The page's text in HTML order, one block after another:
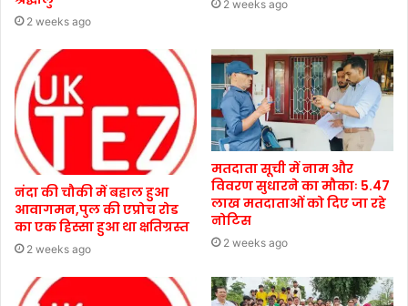
2 weeks ago
2 weeks ago
नंदा की चौकी में बहाल हुआ
आवागमन,पुल की एप्रोच रोड
का एक हिस्सा हुआ था क्षतिग्रस्त
2 weeks ago
मतदाता सूची में नाम और
विवरण सुधारने का मौकाः 5.47
लाख मतदाताओं को दिए जा रहे
नोटिस
2 weeks ago